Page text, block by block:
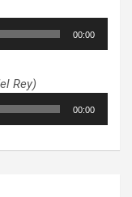
00:00
Rey)
00:00